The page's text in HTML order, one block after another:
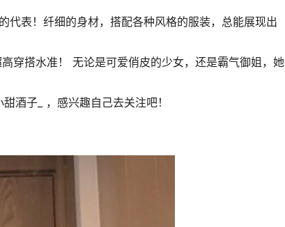
代表！纤细的身材，搭配各种风格的服装，总能展现出
穿搭水准！ 无论是可爱俏皮的少女，还是霸气御姐，她
酒子_ ，感兴趣自己去关注吧！